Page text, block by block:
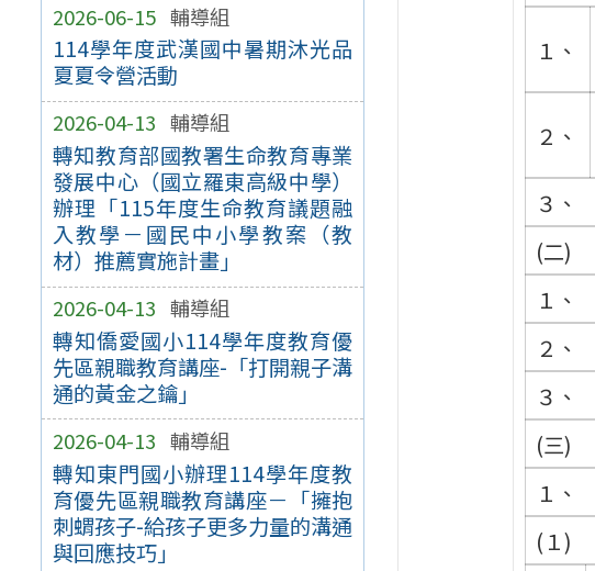
2026-06-15 輔導組
114學年度武漢國中暑期沐光品
夏夏令營活動
2026-04-13 輔導組
轉知教育部國教署生命教育專業
發展中心（國立羅東高級中學）
辦理「115年度生命教育議題融
入教學－國民中小學教案（教
材）推薦實施計畫」
2026-04-13 輔導組
轉知僑愛國小114學年度教育優
先區親職教育講座-「打開親子溝
通的黃金之鑰」
2026-04-13 輔導組
轉知東門國小辦理114學年度教
育優先區親職教育講座－「擁抱
刺蝟孩子-給孩子更多力量的溝通
與回應技巧」
１、
２、
３、
(二)
１、
２、
３、
(三)
１、
(１)